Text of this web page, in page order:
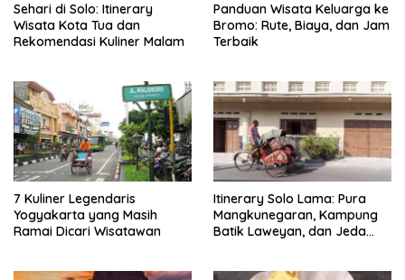
Sehari di Solo: Itinerary
Wisata Kota Tua dan
Rekomendasi Kuliner Malam
Panduan Wisata Keluarga ke
Bromo: Rute, Biaya, dan Jam
Terbaik
7 Kuliner Legendaris
Yogyakarta yang Masih
Ramai Dicari Wisatawan
Itinerary Solo Lama: Pura
Mangkunegaran, Kampung
Batik Laweyan, dan Jeda